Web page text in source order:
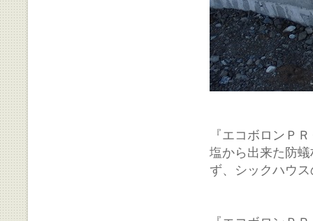
『エコボロンＰ
塩から出来た防
ず、シックハウ